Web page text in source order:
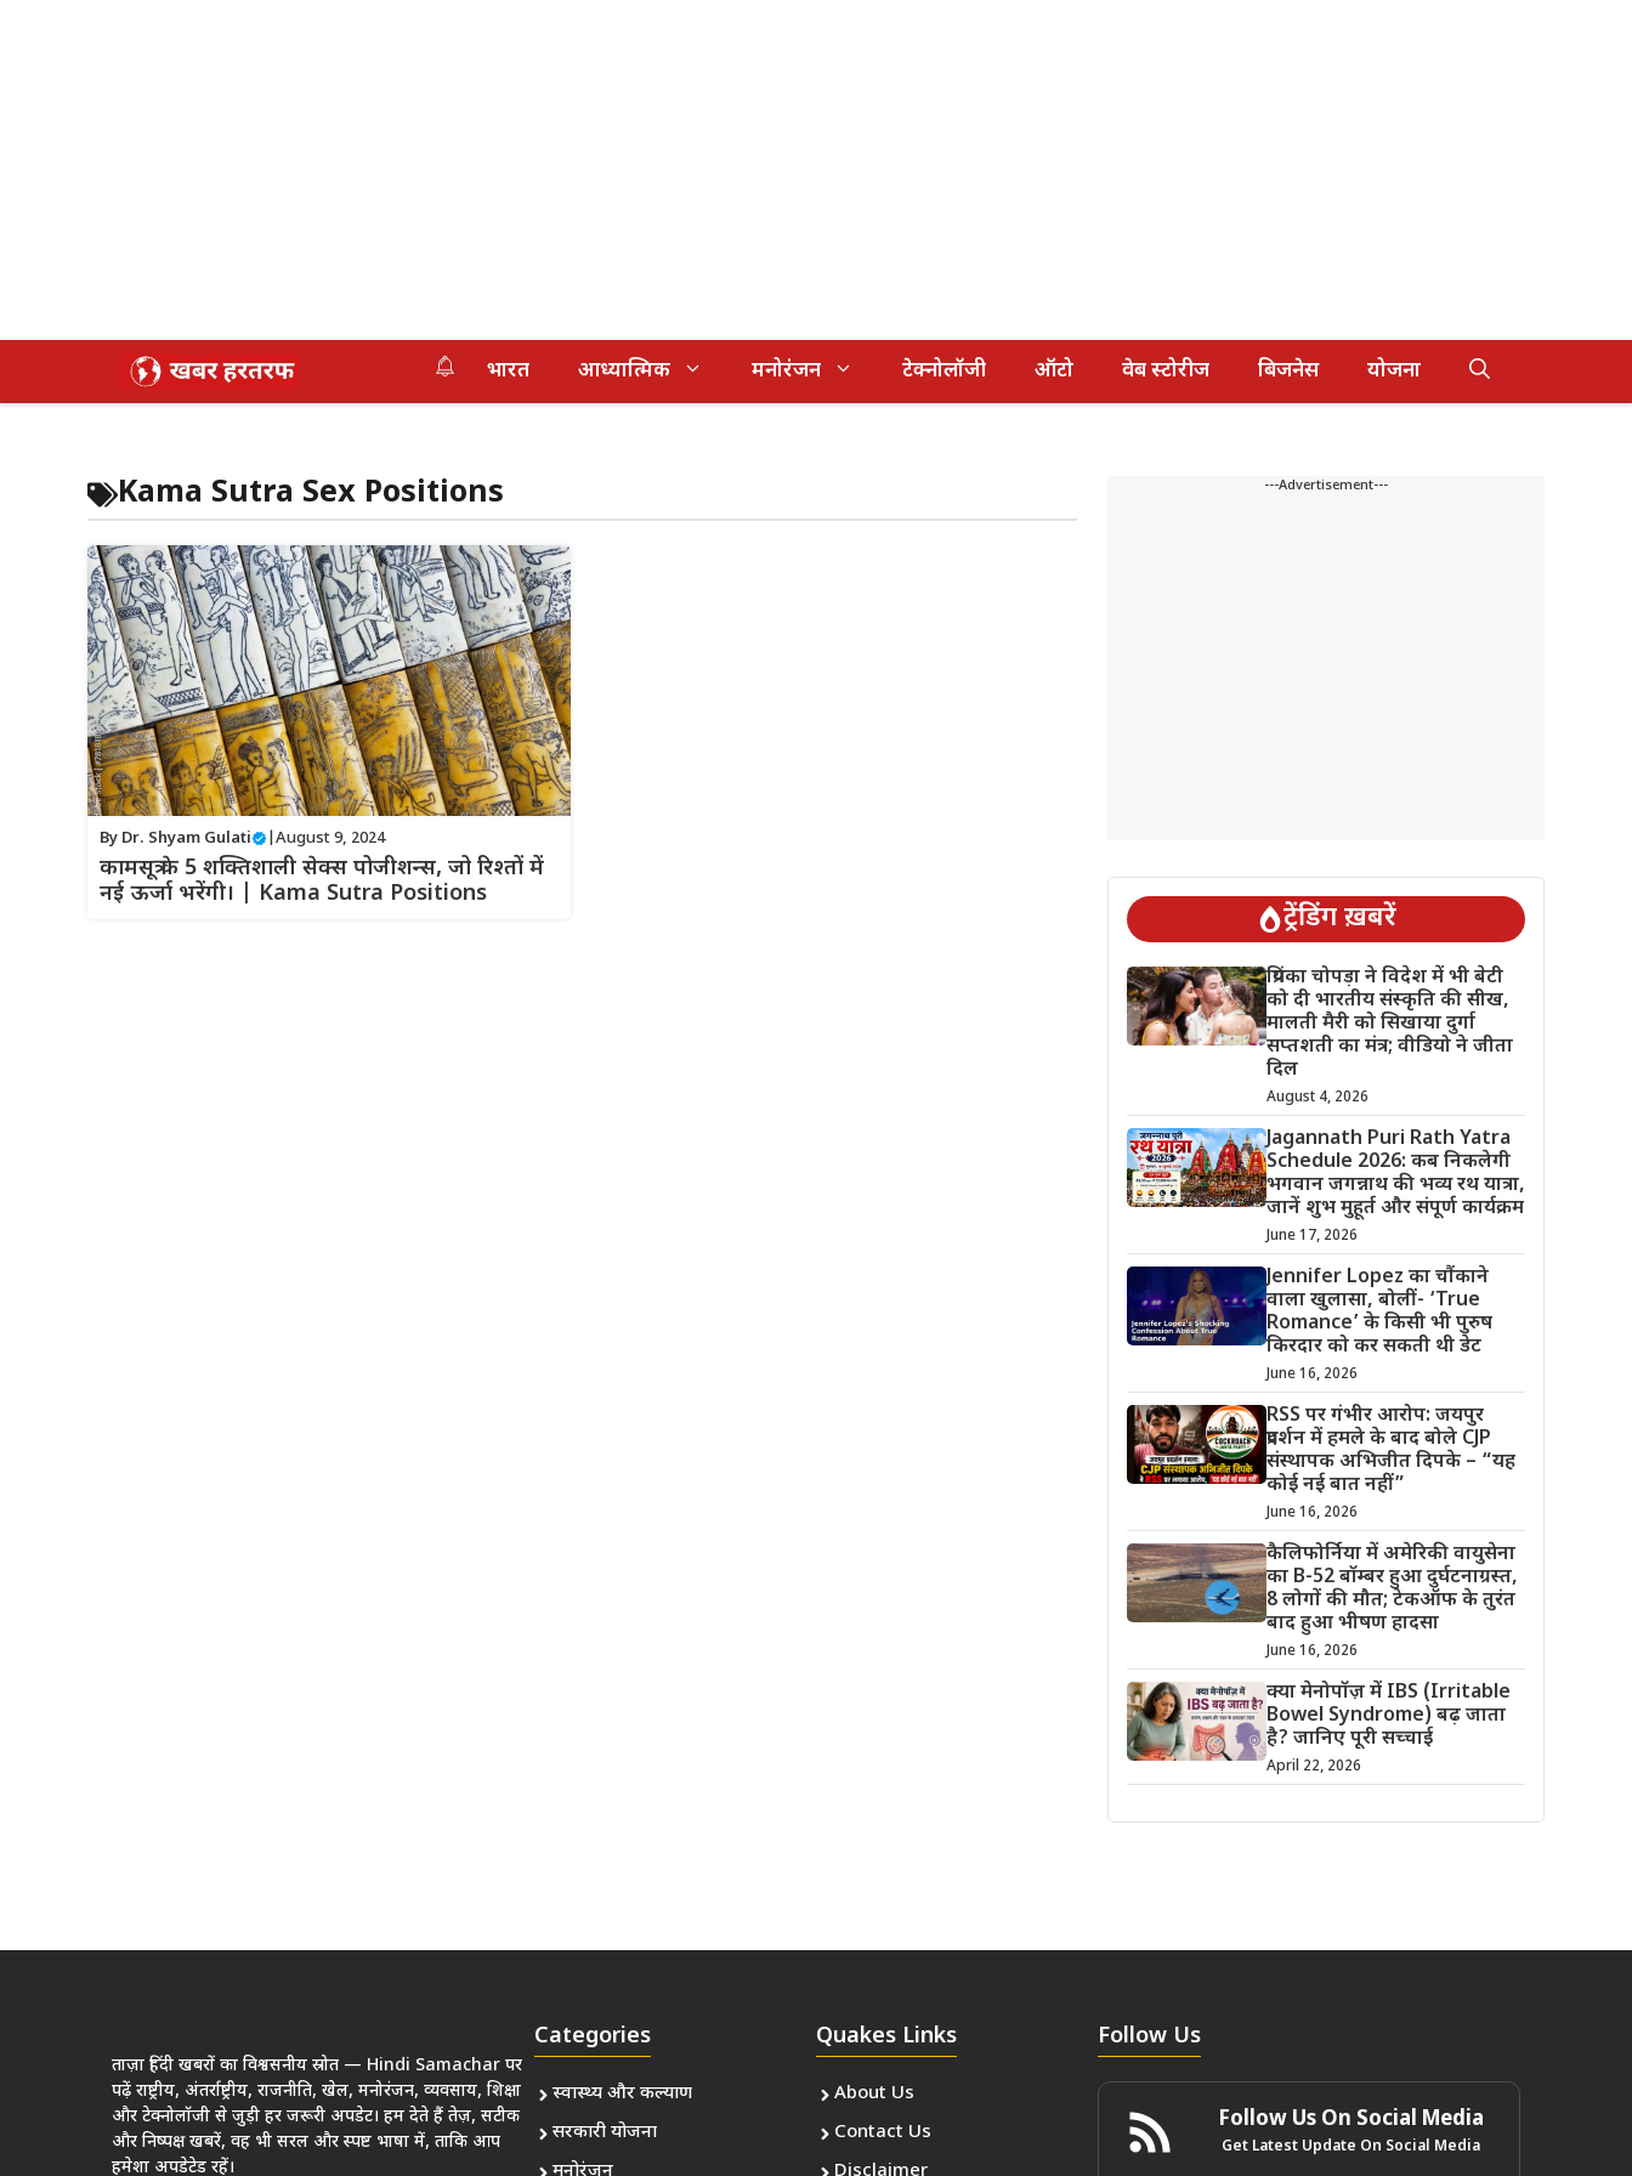
भारत आध्यात्मिक मनोरंजन टेक्नोलॉजी ऑटो वेब स्टोरीज बिजनेस योजना
Kama Sutra Sex Positions
By Dr. Shyam Gulati August 9, 2024
कामसूत्र के 5 शक्तिशाली सेक्स पोजीशन्स, जो रिश्तों में
नई ऊर्जा भरेंगी। | Kama Sutra Positions
---Advertisement---
ट्रेंडिंग ख़बरें
प्रियंका चोपड़ा ने विदेश में भी बेटी
को दी भारतीय संस्कृति की सीख,
मालती मैरी को सिखाया दुर्गा
सप्तशती का मंत्र; वीडियो ने जीता
दिल
August 4, 2026
Jagannath Puri Rath Yatra
Schedule 2026: कब निकलेगी
भगवान जगन्नाथ की भव्य रथ यात्रा,
जानें शुभ मुहूर्त और संपूर्ण कार्यक्रम
June 17, 2026
Jennifer Lopez का चौंकाने
वाला खुलासा, बोलीं- ‘True
Romance’ के किसी भी पुरुष
किरदार को कर सकती थी डेट
June 16, 2026
RSS पर गंभीर आरोप: जयपुर
प्रदर्शन में हमले के बाद बोले CJP
संस्थापक अभिजीत दिपके – “यह
कोई नई बात नहीं”
June 16, 2026
कैलिफोर्निया में अमेरिकी वायुसेना
का B-52 बॉम्बर हुआ दुर्घटनाग्रस्त,
8 लोगों की मौत; टेकऑफ के तुरंत
बाद हुआ भीषण हादसा
June 16, 2026
क्या मेनोपॉज़ में IBS (Irritable
Bowel Syndrome) बढ़ जाता
है? जानिए पूरी सच्चाई
April 22, 2026
ताज़ा हिंदी खबरों का विश्वसनीय स्रोत — Hindi Samachar पर
पढ़ें राष्ट्रीय, अंतर्राष्ट्रीय, राजनीति, खेल, मनोरंजन, व्यवसाय, शिक्षा
और टेक्नोलॉजी से जुड़ी हर जरूरी अपडेट। हम देते हैं तेज़, सटीक
और निष्पक्ष खबरें, वह भी सरल और स्पष्ट भाषा में, ताकि आप
हमेशा अपडेटेड रहें।
Categories
स्वास्थ्य और कल्याण
सरकारी योजना
Quakes Links
About Us
Contact Us
Follow Us
Follow Us On Social Media
Get Latest Update On Social Media